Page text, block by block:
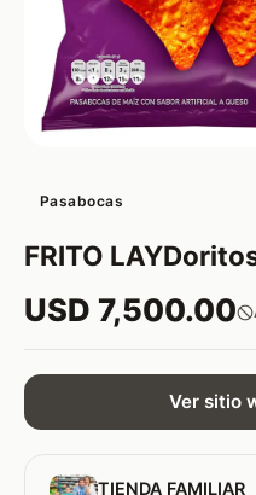
Pasabocas
FRITO
USD 7,500.00
Ver sitio
TIENDA FAMILIAR